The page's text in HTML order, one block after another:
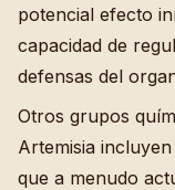
potencial efecto
capacidad de
defensas del
Otros grupos
Artemisia
que a menudo